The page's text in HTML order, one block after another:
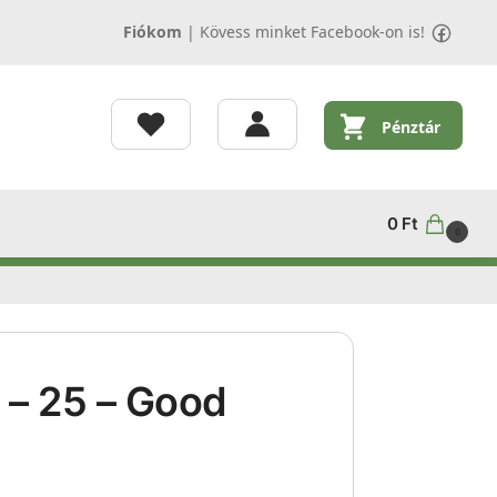
Fiókom | Kövess minket Facebook-on is!
Pénztár
0 Ft 0
25 – Good